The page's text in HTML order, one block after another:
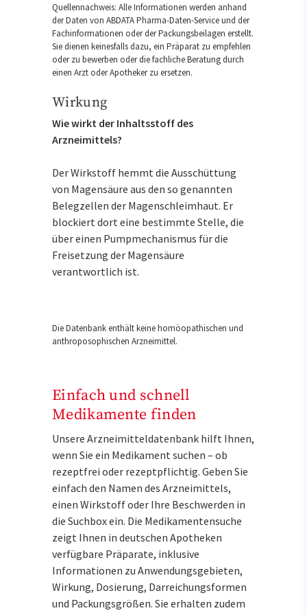
Quellennachweis: Alle Informationen werden anhand
der Daten von ABDATA Pharma-Daten-Service und der
Fachinformationen oder der Packungsbeilagen erstellt.
Sie dienen keinesfalls dazu, ein Präparat zu empfehlen
oder zu bewerben oder die fachliche Beratung durch
einen Arzt oder Apotheker zu ersetzen.
Wirkung
Wie wirkt der Inhaltsstoff des
Arzneimittels?
Der Wirkstoff hemmt die Ausschüttung
von Magensäure aus den so genannten
Belegzellen der Magenschleimhaut. Er
blockiert dort eine bestimmte Stelle, die
über einen Pumpmechanismus für die
Freisetzung der Magensäure
verantwortlich ist.
Die Datenbank enthält keine homöopathischen und
anthroposophischen Arzneimittel.
Einfach und schnell
Medikamente finden
Unsere Arzneimitteldatenbank hilft Ihnen,
wenn Sie ein Medikament suchen – ob
rezeptfrei oder rezeptpflichtig. Geben Sie
einfach den Namen des Arzneimittels,
einen Wirkstoff oder Ihre Beschwerden in
die Suchbox ein. Die Medikamentensuche
zeigt Ihnen in deutschen Apotheken
verfügbare Präparate, inklusive
Informationen zu Anwendungsgebieten,
Wirkung, Dosierung, Darreichungsformen
und Packungsgrößen. Sie erhalten zudem